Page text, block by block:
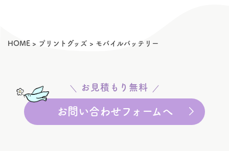
HOME > プリントグッズ > モバイルバッテリー
お見積もり無料
お問い合わせフォームへ